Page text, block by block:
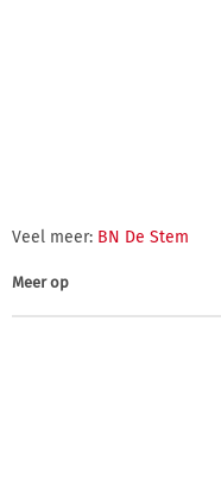
Veel meer: BN De Stem
Meer op